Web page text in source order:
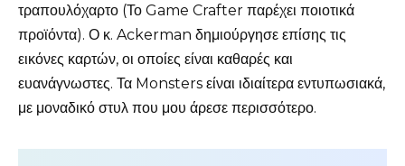
τραπουλόχαρτο (Το Game Crafter παρέχει ποιοτικά
προϊόντα). Ο κ. Ackerman δημιούργησε επίσης τις
εικόνες καρτών, οι οποίες είναι καθαρές και
ευανάγνωστες. Τα Monsters είναι ιδιαίτερα εντυπωσιακά,
με μοναδικό στυλ που μου άρεσε περισσότερο.